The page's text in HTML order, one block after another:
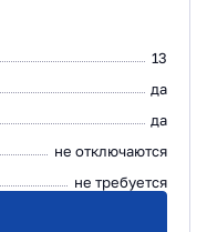
13
да
да
не отключаются
не требуется